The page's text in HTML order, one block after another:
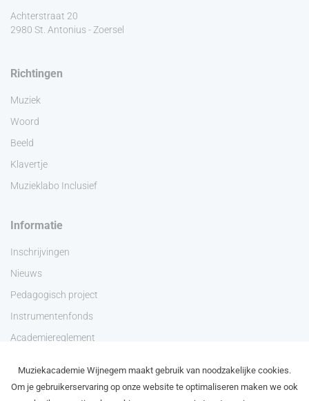
Achterstraat 20
2980 St. Antonius - Zoersel
Richtingen
Muziek
Woord
Beeld
Klavertje
Muzieklabo Inclusief
Informatie
Inschrijvingen
Nieuws
Pedagogisch project
Instrumentenfonds
Academiereglement
Muziekacademie Wijnegem maakt gebruik van noodzakelijke cookies.
Om je gebruikerservaring op onze website te optimaliseren maken we ook